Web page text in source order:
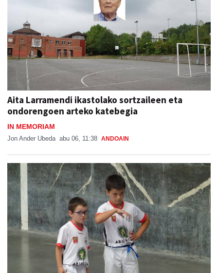
Aita Larramendi ikastolako sortzaileen eta
ondorengoen arteko katebegia
IN MEMORIAM
Jon Ander Ubeda abu 06, 11:38 ANDOAIN